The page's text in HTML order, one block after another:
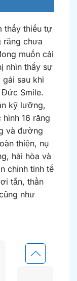
thấy thiếu tự
răng chưa
muốn cải
nhìn thấy sự
sau khi
Đức Smile.
kỹ lưỡng,
16 răng
và đường
thiện, nụ
hài hòa và
chỉnh tinh tế
tắn, thần
như